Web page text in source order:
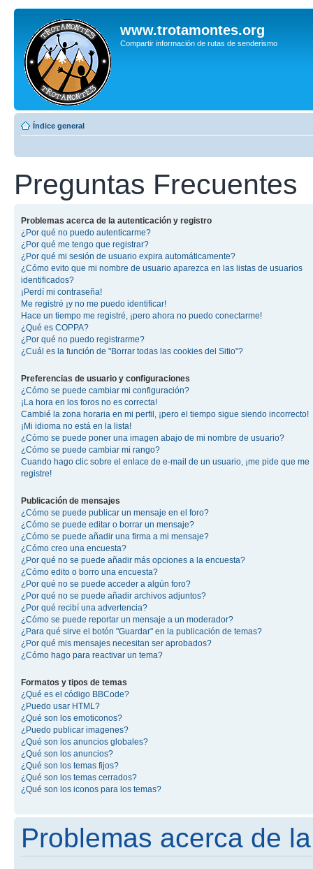
www.trotamontes.org
Compartir información de rutas de senderismo
Índice general
Preguntas Frecuentes
Problemas acerca de la autenticación y registro
¿Por qué no puedo autenticarme?
¿Por qué me tengo que registrar?
¿Por qué mi sesión de usuario expira automáticamente?
¿Cómo evito que mi nombre de usuario aparezca en las listas de usuarios
identificados?
¡Perdí mi contraseña!
Me registré ¡y no me puedo identificar!
Hace un tiempo me registré, ¡pero ahora no puedo conectarme!
¿Qué es COPPA?
¿Por qué no puedo registrarme?
¿Cuál es la función de "Borrar todas las cookies del Sitio"?
Preferencias de usuario y configuraciones
¿Cómo se puede cambiar mi configuración?
¡La hora en los foros no es correcta!
Cambié la zona horaria en mi perfil, ¡pero el tiempo sigue siendo incorrecto!
¡Mi idioma no está en la lista!
¿Cómo se puede poner una imagen abajo de mi nombre de usuario?
¿Cómo se puede cambiar mi rango?
Cuando hago clic sobre el enlace de e-mail de un usuario, ¡me pide que me
registre!
Publicación de mensajes
¿Cómo se puede publicar un mensaje en el foro?
¿Cómo se puede editar o borrar un mensaje?
¿Cómo se puede añadir una firma a mi mensaje?
¿Cómo creo una encuesta?
¿Por qué no se puede añadir más opciones a la encuesta?
¿Cómo edito o borro una encuesta?
¿Por qué no se puede acceder a algún foro?
¿Por qué no se puede añadir archivos adjuntos?
¿Por qué recibí una advertencia?
¿Cómo se puede reportar un mensaje a un moderador?
¿Para qué sirve el botón "Guardar" en la publicación de temas?
¿Por qué mis mensajes necesitan ser aprobados?
¿Cómo hago para reactivar un tema?
Formatos y tipos de temas
¿Qué es el código BBCode?
¿Puedo usar HTML?
¿Qué son los emoticonos?
¿Puedo publicar imagenes?
¿Qué son los anuncios globales?
¿Qué son los anuncios?
¿Qué son los temas fijos?
¿Qué son los temas cerrados?
¿Qué son los iconos para los temas?
Problemas acerca de